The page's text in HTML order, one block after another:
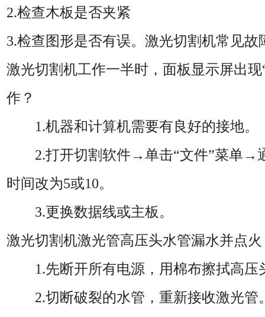
2.检查木板是否夹紧
3.检查图形是否有误。激光切割机常见故
激光切割机工作一半时，面板显示屏出
作？
1.机器和计算机需要有良好的接地。
2.打开切割软件→单击“文件”菜单→
时间改为5或10。
3.更换数据线或主板。
激光切割机激光管高压头水管漏水并点
1.先断开所有电源，用棉布擦拭高压
2.切断破裂的水管，重新接收激光管